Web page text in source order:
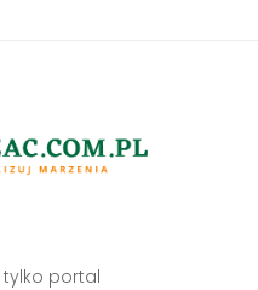
portal